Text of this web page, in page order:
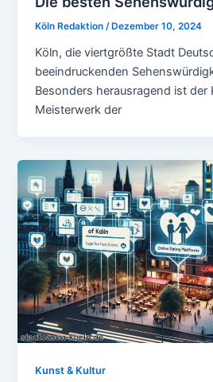
Köln Redaktion/ Dezember 10, 2024
Köln, die viertgrößte Stadt
beeindruckenden
Besonders herausragend ist der
Meisterwerk der
Kunst & Kultur